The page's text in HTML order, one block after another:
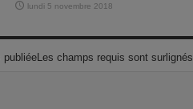
lundi 5 novembre 2018
champs requis sont surlignés